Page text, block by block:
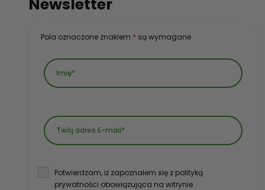
Newsletter
Pola oznaczone znakiem * są wymagane
Potwierdzam, iż zapoznałem się z polityką
prywatności obowiązująca na witrynie